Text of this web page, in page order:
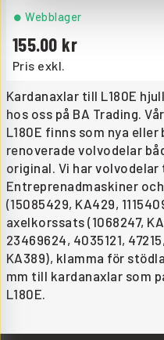
Pris exkl.
155.00
Webblager
Kardanaxlar till L180E
hos oss på BA Trading.
L180E finns som nya
renoverade volvodelar
original. Vi har
Entreprenadmaskiner
(15085429, KA429,
axelkorssats (1068247,
23469624, 4035121,
KA389), klamma för
mm till kardanaxlar som
L180E.